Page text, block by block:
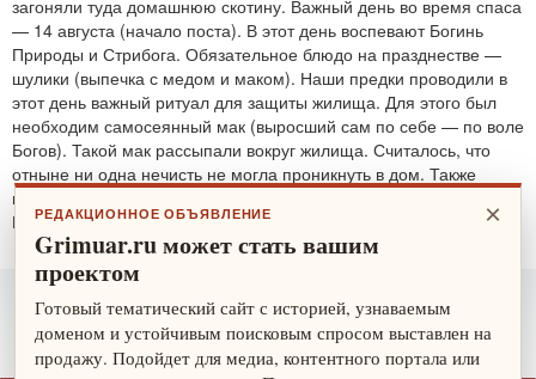
загоняли туда домашнюю скотину. Важный день во время спаса
— 14 августа (начало поста). В этот день воспевают Богинь
Природы и Стрибога. Обязательное блюдо на празднестве —
шулики (выпечка с медом и маком). Наши предки проводили в
этот день важный ритуал для защиты жилища. Для этого был
необходим самосеянный мак (выросший сам по себе — по воле
Богов). Такой мак рассыпали вокруг жилища. Считалось, что
отныне ни одна нечисть не могла проникнуть в дом. Также
проводятся обряды для защиты от злобных духов.
По теме:защитные ритуалы ×
РЕДАКЦИОННОЕ ОБЪЯВЛЕНИЕ
Grimuar.ru может стать вашим
проектом
Готовый тематический сайт с историей, узнаваемым
доменом и устойчивым поисковым спросом выставлен на
продажу. Подойдет для медиа, контентного портала или